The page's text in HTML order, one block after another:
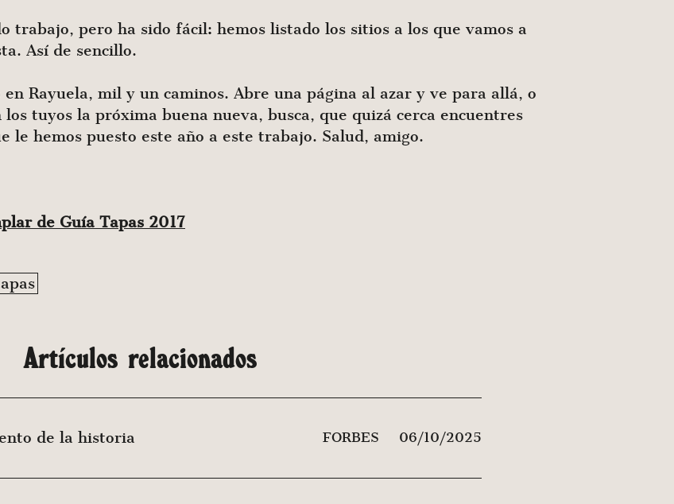
trabajo, pero ha sido fácil: he­mos listado los sitios a los que vamos a
Así de sencillo.
Rayuela, mil y un caminos. Abre una página al azar y ve para allá, o
tuyos la próxima buena nueva, busca, que qui­zá cerca encuentres
le hemos puesto este año a este trabajo. Salud, amigo.
de Guía Tapas 2017
Artículos relacionados
de la historia FORBES 06/10/2025